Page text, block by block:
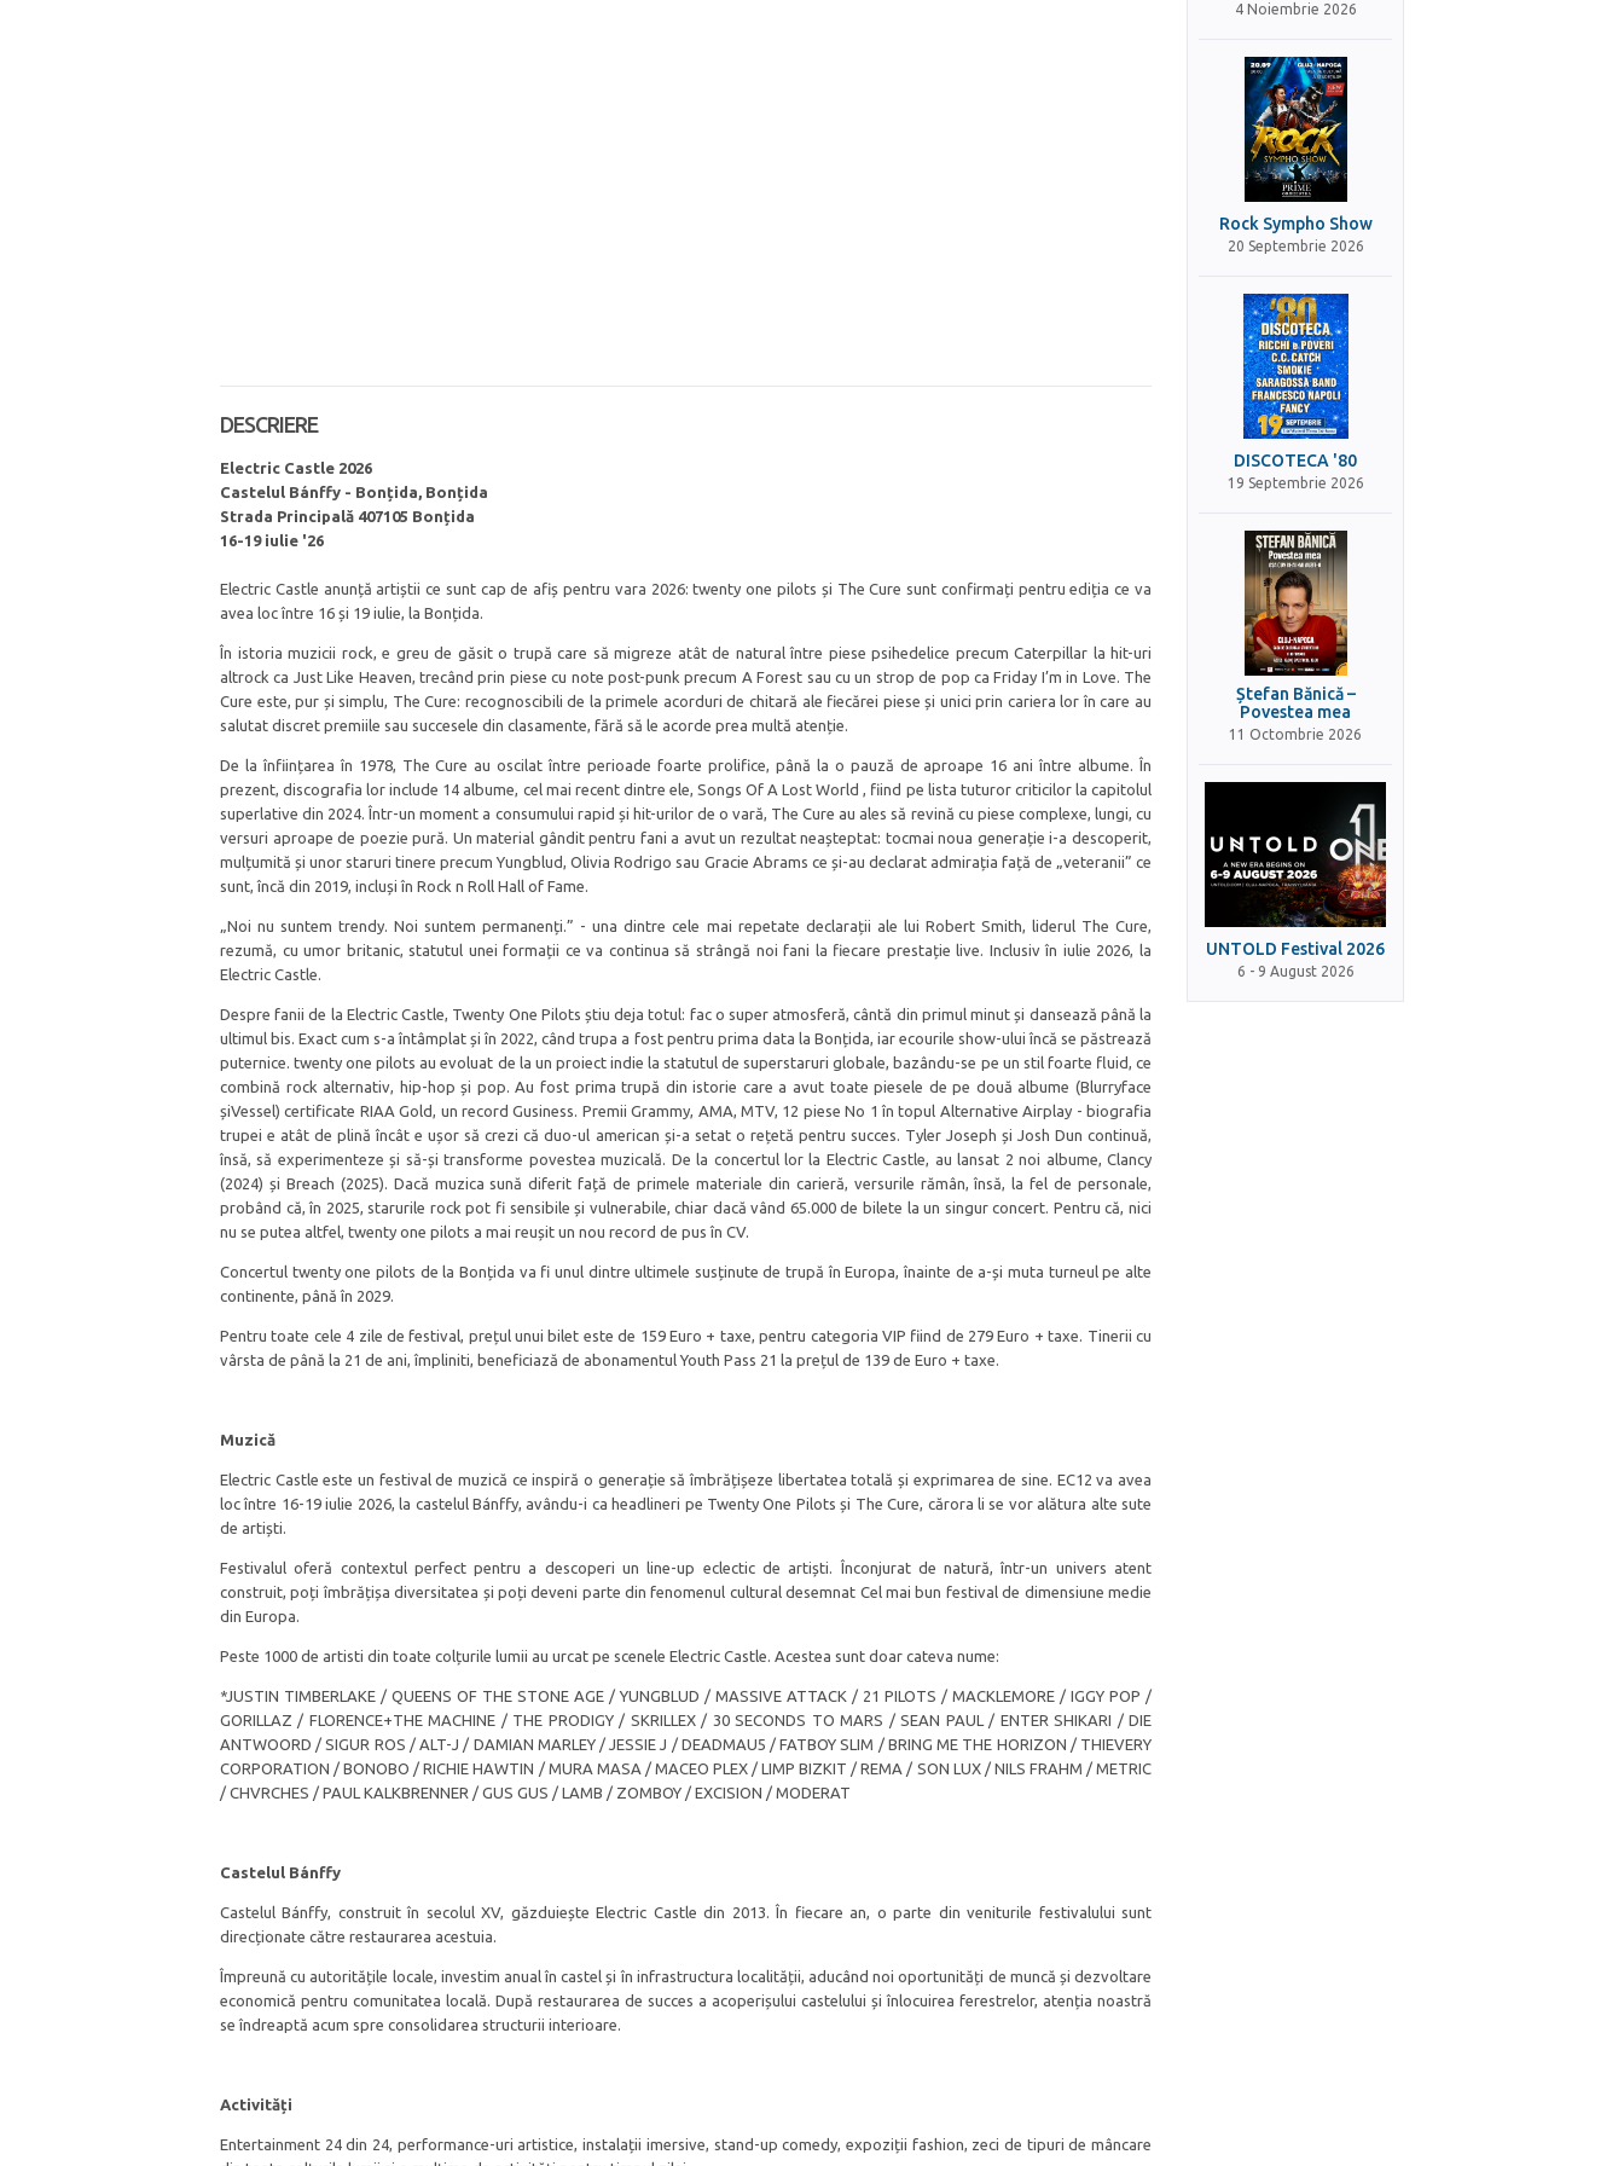
DESCRIERE
Electric Castle 2026
Castelul Bánffy - Bonțida, Bonțida
Strada Principală 407105 Bonțida
16-19 iulie '26
Electric Castle anunță artiștii ce sunt cap de afiș pentru vara 2026: twenty one pilots și The Cure sunt confirmați pentru ediția ce va
avea loc între 16 și 19 iulie, la Bonțida.
În istoria muzicii rock, e greu de găsit o trupă care să migreze atât de natural între piese psihedelice precum Caterpillar la hit-uri
altrock ca Just Like Heaven, trecând prin piese cu note post-punk precum A Forest sau cu un strop de pop ca Friday I’m in Love. The
Cure este, pur și simplu, The Cure: recognoscibili de la primele acorduri de chitară ale fiecărei piese și unici prin cariera lor în care au
salutat discret premiile sau succesele din clasamente, fără să le acorde prea multă atenție.
De la înființarea în 1978, The Cure au oscilat între perioade foarte prolifice, până la o pauză de aproape 16 ani între albume. În
prezent, discografia lor include 14 albume, cel mai recent dintre ele, Songs Of A Lost World , fiind pe lista tuturor criticilor la capitolul
superlative din 2024. Într-un moment a consumului rapid și hit-urilor de o vară, The Cure au ales să revină cu piese complexe, lungi, cu
versuri aproape de poezie pură. Un material gândit pentru fani a avut un rezultat neașteptat: tocmai noua generație i-a descoperit,
mulțumită și unor staruri tinere precum Yungblud, Olivia Rodrigo sau Gracie Abrams ce și-au declarat admirația față de „veteranii” ce
sunt, încă din 2019, incluși în Rock n Roll Hall of Fame.
„Noi nu suntem trendy. Noi suntem permanenți.” - una dintre cele mai repetate declarații ale lui Robert Smith, liderul The Cure,
rezumă, cu umor britanic, statutul unei formații ce va continua să strângă noi fani la fiecare prestație live. Inclusiv în iulie 2026, la
Electric Castle.
Despre fanii de la Electric Castle, Twenty One Pilots știu deja totul: fac o super atmosferă, cântă din primul minut și dansează până la
ultimul bis. Exact cum s-a întâmplat și în 2022, când trupa a fost pentru prima data la Bonțida, iar ecourile show-ului încă se păstrează
puternice. twenty one pilots au evoluat de la un proiect indie la statutul de superstaruri globale, bazându-se pe un stil foarte fluid, ce
combină rock alternativ, hip-hop și pop. Au fost prima trupă din istorie care a avut toate piesele de pe două albume (Blurryface
șiVessel) certificate RIAA Gold, un record Gusiness. Premii Grammy, AMA, MTV, 12 piese No 1 în topul Alternative Airplay - biografia
trupei e atât de plină încât e ușor să crezi că duo-ul american și-a setat o rețetă pentru succes. Tyler Joseph și Josh Dun continuă,
însă, să experimenteze și să-și transforme povestea muzicală. De la concertul lor la Electric Castle, au lansat 2 noi albume, Clancy
(2024) și Breach (2025). Dacă muzica sună diferit față de primele materiale din carieră, versurile rămân, însă, la fel de personale,
probând că, în 2025, starurile rock pot fi sensibile și vulnerabile, chiar dacă vând 65.000 de bilete la un singur concert. Pentru că, nici
nu se putea altfel, twenty one pilots a mai reușit un nou record de pus în CV.
Concertul twenty one pilots de la Bonțida va fi unul dintre ultimele susținute de trupă în Europa, înainte de a-și muta turneul pe alte
continente, până în 2029.
Pentru toate cele 4 zile de festival, prețul unui bilet este de 159 Euro + taxe, pentru categoria VIP fiind de 279 Euro + taxe. Tinerii cu
vârsta de până la 21 de ani, împliniti, beneficiază de abonamentul Youth Pass 21 la prețul de 139 de Euro + taxe.
Muzică
Electric Castle este un festival de muzică ce inspiră o generație să îmbrățișeze libertatea totală și exprimarea de sine. EC12 va avea
loc între 16-19 iulie 2026, la castelul Bánffy, avându-i ca headlineri pe Twenty One Pilots și The Cure, cărora li se vor alătura alte sute
de artiști.
Festivalul oferă contextul perfect pentru a descoperi un line-up eclectic de artiști. Înconjurat de natură, într-un univers atent
construit, poți îmbrățișa diversitatea și poți deveni parte din fenomenul cultural desemnat Cel mai bun festival de dimensiune medie
din Europa.
Peste 1000 de artisti din toate colțurile lumii au urcat pe scenele Electric Castle. Acestea sunt doar cateva nume:
*JUSTIN TIMBERLAKE / QUEENS OF THE STONE AGE / YUNGBLUD / MASSIVE ATTACK / 21 PILOTS / MACKLEMORE / IGGY POP /
GORILLAZ / FLORENCE+THE MACHINE / THE PRODIGY / SKRILLEX / 30 SECONDS TO MARS / SEAN PAUL / ENTER SHIKARI / DIE
ANTWOORD / SIGUR ROS / ALT-J / DAMIAN MARLEY / JESSIE J / DEADMAU5 / FATBOY SLIM / BRING ME THE HORIZON / THIEVERY
CORPORATION / BONOBO / RICHIE HAWTIN / MURA MASA / MACEO PLEX / LIMP BIZKIT / REMA / SON LUX / NILS FRAHM / METRIC
/ CHVRCHES / PAUL KALKBRENNER / GUS GUS / LAMB / ZOMBOY / EXCISION / MODERAT
Castelul Bánffy
Castelul Bánffy, construit în secolul XV, găzduiește Electric Castle din 2013. În fiecare an, o parte din veniturile festivalului sunt
direcționate către restaurarea acestuia.
Împreună cu autoritățile locale, investim anual în castel și în infrastructura localității, aducând noi oportunități de muncă și dezvoltare
economică pentru comunitatea locală. După restaurarea de succes a acoperișului castelului și înlocuirea ferestrelor, atenția noastră
se îndreaptă acum spre consolidarea structurii interioare.
Activități
Entertainment 24 din 24, performance-uri artistice, instalații imersive, stand-up comedy, expoziții fashion, zeci de tipuri de mâncare
4 Noiembrie 2026
Rock Sympho Show
20 Septembrie 2026
DISCOTECA '80
19 Septembrie 2026
Ștefan Bănică –
Povestea mea
11 Octombrie 2026
UNTOLD Festival 2026
6 - 9 August 2026